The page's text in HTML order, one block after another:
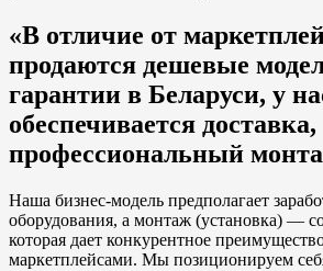
«В отличие от
продаются дешевые
гарантии в Беларуси, у
обеспечивается доставка,
профессиональный
Наша бизнес-модель предполагает
оборудования, а монтаж (установка) —
которая дает конкурентное
маркетплейсами. Мы позиционируем